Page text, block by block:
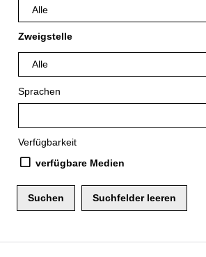
Zweigstelle
Sprachen
Verfügbarkeit
verfügbare Medien